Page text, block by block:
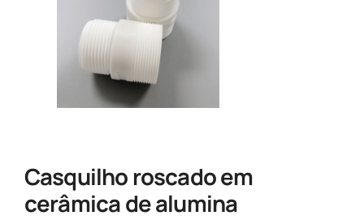
Casquilho roscado em
cerâmica de alumina